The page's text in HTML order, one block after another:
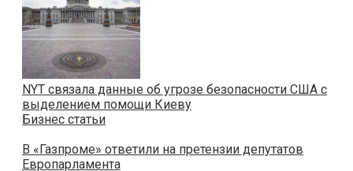
NYT связала данные об угрозе безопасности США с
выделением помощи Киеву
Бизнес статьи
В «Газпроме» ответили на претензии депутатов
Европарламента